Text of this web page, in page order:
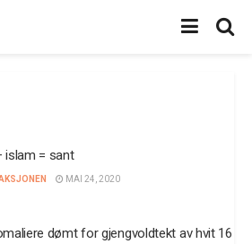
islam = sant
MAI 24, 2020
dømt for gjengvoldtekt av hvit 16